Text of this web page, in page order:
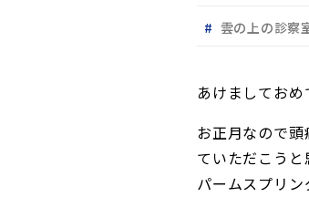
雲の上の診察
あけましておめ
お正月なので
ていただこう
パームスプリ